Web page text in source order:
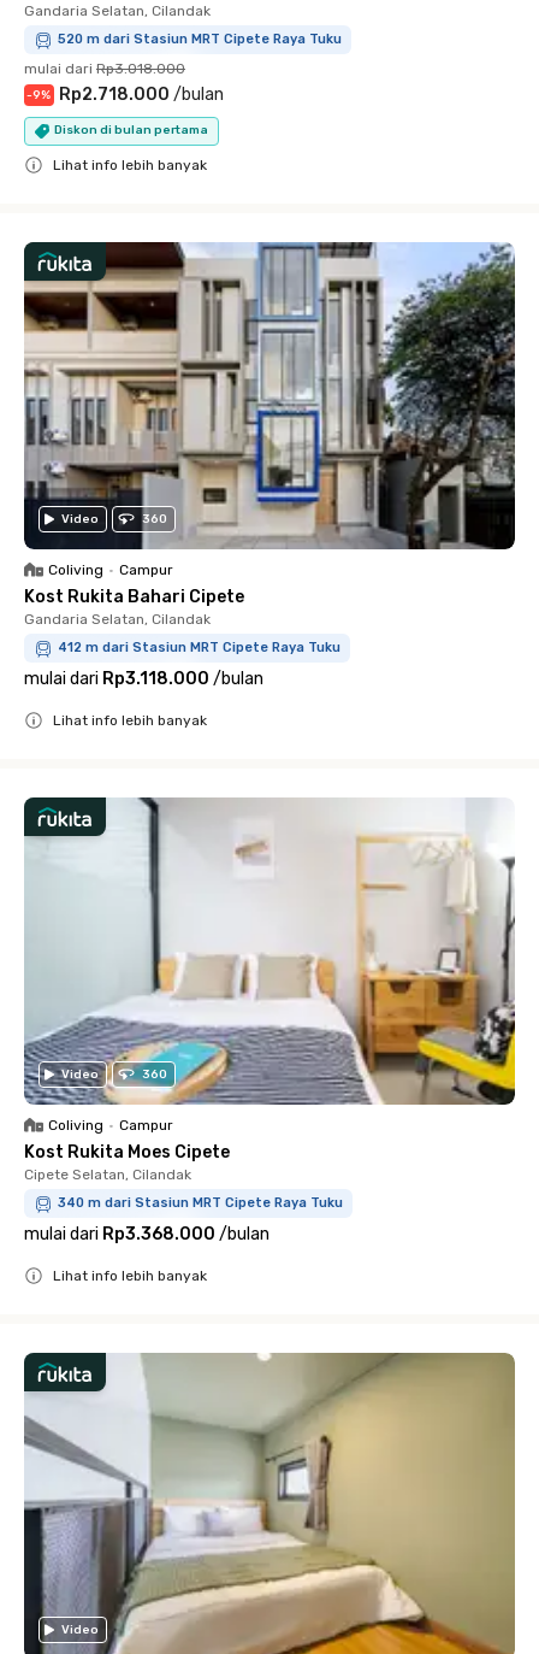
Gandaria Selatan, Cilandak
520 m dari Stasiun MRT Cipete Raya Tuku
mulai dari Rp3.018.000
-9% Rp2.718.000 /bulan
Diskon di bulan pertama
Lihat info lebih banyak
Video 360
Coliving • Campur
Kost Rukita Bahari Cipete
Gandaria Selatan, Cilandak
412 m dari Stasiun MRT Cipete Raya Tuku
mulai dari Rp3.118.000 /bulan
Lihat info lebih banyak
Video 360
Coliving • Campur
Kost Rukita Moes Cipete
Cipete Selatan, Cilandak
340 m dari Stasiun MRT Cipete Raya Tuku
mulai dari Rp3.368.000 /bulan
Lihat info lebih banyak
Video